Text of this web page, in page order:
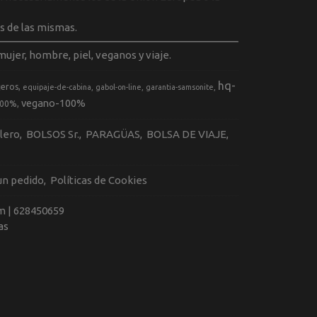
de las mismas.
hombre, piel, veganos y viaje.
equipaje-de-cabina gabol-on-line garantia-samsonite
hq-
vegano-100%
BOLSOS Sr. PARAGÜAS
BOLSA DE VIAJE
pedido Políticas de Cookies
| 628450659